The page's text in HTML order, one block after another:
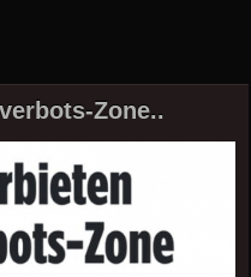
Zone..